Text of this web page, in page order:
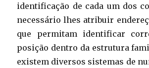
identificação de cada um dos
necessário lhes atribuir
que permitam identificar
posição dentro da estrutura
existem diversos sistemas de